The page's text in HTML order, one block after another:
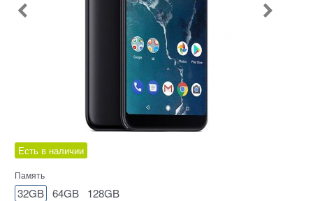
Есть в наличии
Память
32GB 64GB 128GB